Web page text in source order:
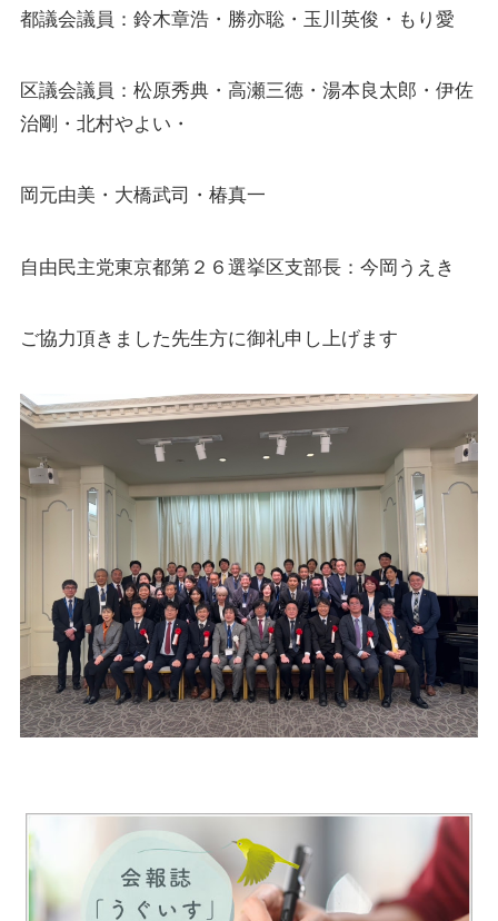
都議会議員：鈴木章浩・勝亦聡・玉川英俊・もり愛
区議会議員：松原秀典・高瀬三徳・湯本良太郎・伊佐
治剛・北村やよい・
岡元由美・大橋武司・椿真一
自由民主党東京都第２６選挙区支部長：今岡うえき
ご協力頂きました先生方に御礼申し上げます